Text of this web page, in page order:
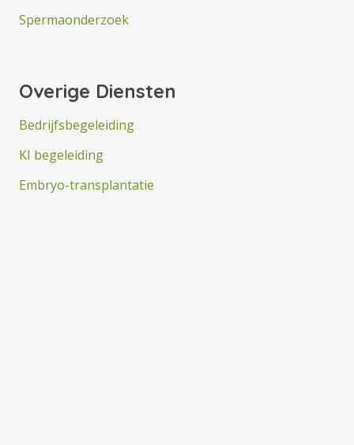
Spermaonderzoek
Overige Diensten
Bedrijfsbegeleiding
KI begeleiding
Embryo-transplantatie